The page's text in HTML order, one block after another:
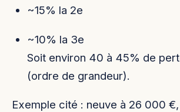
~15% la 2e
~10% la 3e
Soit environ 40 à 45% de
(ordre de grandeur).
Exemple cité : neuve à 26 000